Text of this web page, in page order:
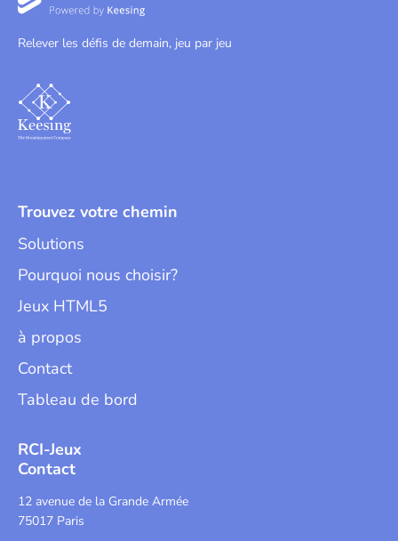
Relever les défis de demain, jeu par jeu
Trouvez votre chemin
Solutions
Pourquoi nous choisir?
Jeux HTML5
à propos
Contact
Tableau de bord
RCI-Jeux
Contact
12 avenue de la Grande Armée
75017 Paris